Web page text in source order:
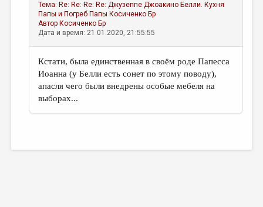
Тема: Re: Re: Re: Re: Джузеппе Джоакино Белли. Кухня
Папы и Погреб Папы Косиченко Бр
Автор Косиченко Бр
Дата и время: 21.01.2020, 21:55:55
Кстати, была единственная в своём роде Папесса
Иоанна (у Белли есть сонет по этому поводу),
апасля чего были внедрены особые мебеля на
выборах...